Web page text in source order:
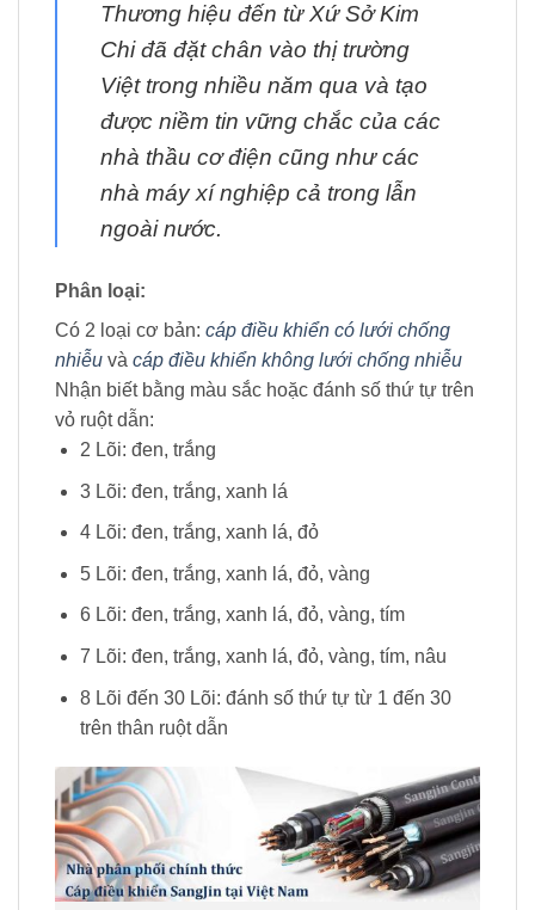
Thương hiệu đến từ Xứ Sở Kim
Chi đã đặt chân vào thị trường
Việt trong nhiều năm qua và tạo
được niềm tin vững chắc của các
nhà thầu cơ điện cũng như các
nhà máy xí nghiệp cả trong lẫn
ngoài nước.
Phân loại:
Có 2 loại cơ bản: cáp điều khiển có lưới chống
nhiễu và cáp điều khiển không lưới chống nhiễu
Nhận biết bằng màu sắc hoặc đánh số thứ tự trên
vỏ ruột dẫn:
2 Lõi: đen, trắng
3 Lõi: đen, trắng, xanh lá
4 Lõi: đen, trắng, xanh lá, đỏ
5 Lõi: đen, trắng, xanh lá, đỏ, vàng
6 Lõi: đen, trắng, xanh lá, đỏ, vàng, tím
7 Lõi: đen, trắng, xanh lá, đỏ, vàng, tím, nâu
8 Lõi đến 30 Lõi: đánh số thứ tự từ 1 đến 30
trên thân ruột dẫn